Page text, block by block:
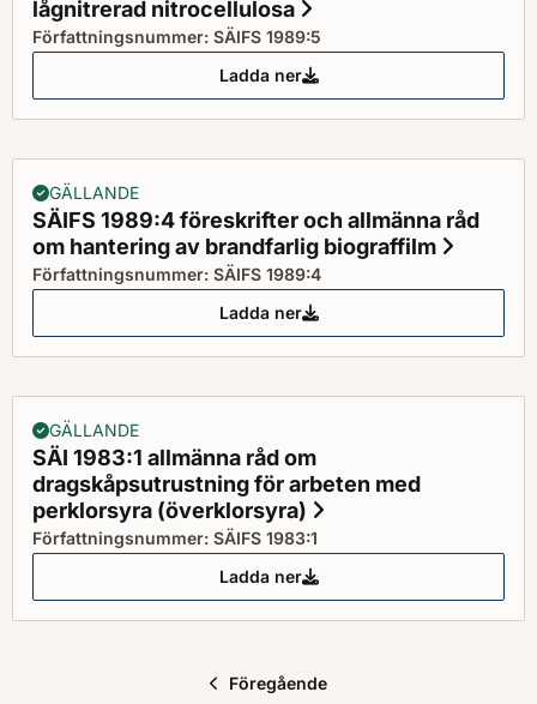
lågnitrerad nitrocellulosa
Författningsnummer: SÄIFS 1989:5
Ladda ner
SÄIFS 1989:5 föreskrifter och
GÄLLANDE
SÄIFS 1989:4 föreskrifter och allmänna råd
om hantering av brandfarlig biograffilm
Författningsnummer: SÄIFS 1989:4
Ladda ner
SÄIFS 1989:4 föreskrifter och
GÄLLANDE
SÄI 1983:1 allmänna råd om
dragskåpsutrustning för arbeten med
perklorsyra (överklorsyra)
Författningsnummer: SÄIFS 1983:1
Ladda ner
SÄI 1983:1 allmänna råd om
Föregående